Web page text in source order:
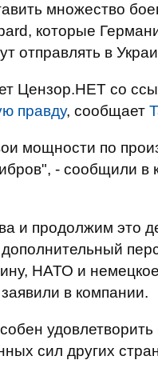
множество
которые
отправлять в
Цензор.НЕТ со
правду, сообщает
мощности по
- сообщили в
и продолжим это
НАТО и
в компании.
сил других